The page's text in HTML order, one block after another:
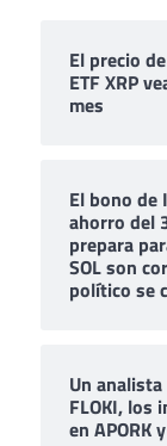
El precio
ETF XRP
mes
El bono de
ahorro del
prepara
SOL son
político se
Un
FLOKI, los
en APORK